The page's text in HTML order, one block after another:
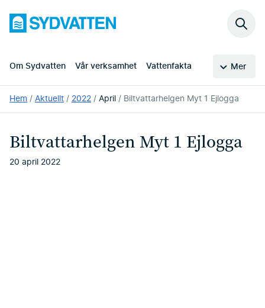
huvudinnehållet
Sydvatten
Om Sydvatten Vår verksamhet Vattenfakta Mer
Sök
Du
är
Hem Aktuellt 2022 April Biltvattarhelgen Myt 1 Ejlogga
Biltvattarhelgen Myt 1 Ejlogga
20 april 2022